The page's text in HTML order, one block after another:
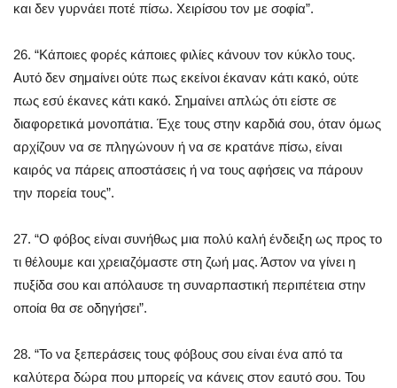
και δεν γυρνάει ποτέ πίσω. Χειρίσου τον με σοφία”.
26. “Κάποιες φορές κάποιες φιλίες κάνουν τον κύκλο τους.
Αυτό δεν σημαίνει ούτε πως εκείνοι έκαναν κάτι κακό, ούτε
πως εσύ έκανες κάτι κακό. Σημαίνει απλώς ότι είστε σε
διαφορετικά μονοπάτια. Έχε τους στην καρδιά σου, όταν όμως
αρχίζουν να σε πληγώνουν ή να σε κρατάνε πίσω, είναι
καιρός να πάρεις αποστάσεις ή να τους αφήσεις να πάρουν
την πορεία τους”.
27. “Ο φόβος είναι συνήθως μια πολύ καλή ένδειξη ως προς το
τι θέλουμε και χρειαζόμαστε στη ζωή μας. Άστον να γίνει η
πυξίδα σου και απόλαυσε τη συναρπαστική περιπέτεια στην
οποία θα σε οδηγήσει”.
28. “Το να ξεπεράσεις τους φόβους σου είναι ένα από τα
καλύτερα δώρα που μπορείς να κάνεις στον εαυτό σου. Του